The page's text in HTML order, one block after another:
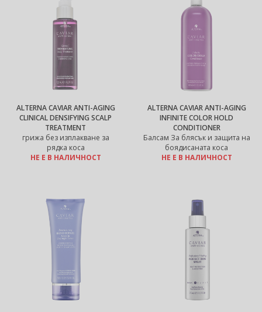
ALTERNA CAVIAR ANTI-AGING
CLINICAL DENSIFYING SCALP
TREATMENT
грижа без изплакване за
рядка коса
НЕ Е В НАЛИЧНОСТ
ALTERNA CAVIAR ANTI-AGING
INFINITE COLOR HOLD
CONDITIONER
Балсам За блясък и защита на
боядисаната коса
НЕ Е В НАЛИЧНОСТ